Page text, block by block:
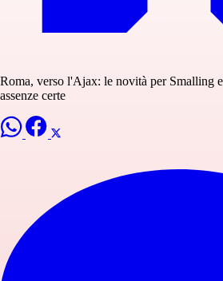
Roma, verso l'Ajax: le novità per Smalling
assenze certe